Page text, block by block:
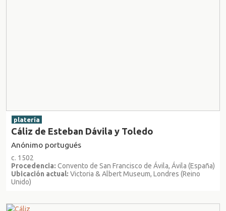
platería
Cáliz de Esteban Dávila y Toledo
Anónimo portugués
c. 1502
Procedencia: Convento de San Francisco de Ávila, Ávila (España)
Ubicación actual: Victoria & Albert Museum, Londres (Reino
Unido)